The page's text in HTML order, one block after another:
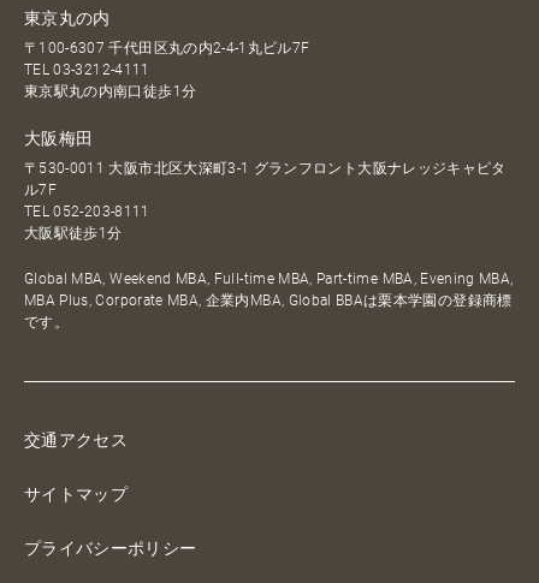
東京丸の内
〒100-6307 千代田区丸の内2-4-1丸ビル7F
TEL03-3212-4111
東京駅丸の内南口徒歩1分
大阪梅田
〒530-0011 大阪市北区大深町3-1 グランフロント大阪ナレッジキャピタ
ル7F
TEL052-203-8111
大阪駅徒歩1分
Global MBA, Weekend MBA, Full-time MBA, Part-time MBA, Evening MBA,
MBA Plus, Corporate MBA, 企業内MBA, Global BBAは栗本学園の登録商標
です。
交通アクセス
サイトマップ
プライバシーポリシー